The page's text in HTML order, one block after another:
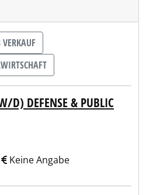
D) DEFENSE & PUBLIC
Keine Angabe